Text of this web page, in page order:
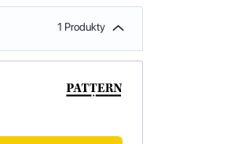
1 Produkty